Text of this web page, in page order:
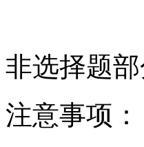
非选择题
注意事项：